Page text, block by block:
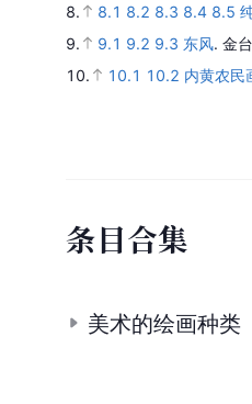
8.
8.1 8.2 8.3 8.4 8.5
9.
9.1 9.2 9.3 东风. 金
10.
10.1 10.2 内黄农民
条目合集
美术的绘画种类